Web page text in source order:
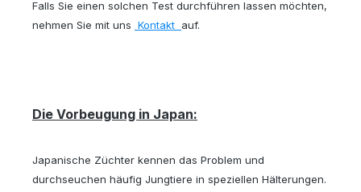
Falls Sie einen solchen Test durchführen lassen möchten,
nehmen Sie mit uns Kontakt auf.
Die Vorbeugung in Japan:
Japanische Züchter kennen das Problem und
durchseuchen häufig Jungtiere in speziellen Hälterungen.